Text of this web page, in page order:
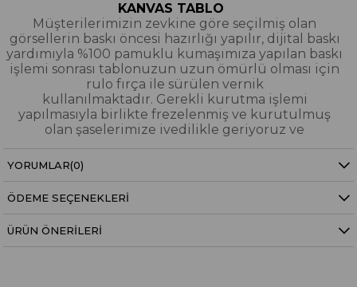
KANVAS TABLO
Müşterilerimizin zevkine göre seçilmiş olan
görsellerin baskı öncesi hazırlığı yapılır, dijital baskı
yardımıyla %100 pamuklu kumaşımıza yapılan baskı
işlemi sonrası tablonuzun uzun ömürlü olması için
rulo fırça ile sürülen vernik
kullanılmaktadır. Gerekli kurutma işlemi
yapılmasıyla birlikte frezelenmiş ve kurutulmuş
olan şaselerimize ivedilikle geriyoruz ve
paketleyerek tarafınıza gönderiyoruz.
YAĞLI BOYA & SİM DOKULU TABLO
dijital baskı alınıp hazırlanarak üzerine spatula
eşliğinde boya dokunuşları / sim işlemeleri kısmi
YORUMLAR(0)
ÖDEME SEÇENEKLERI
ÜRÜN ÖNERILERI